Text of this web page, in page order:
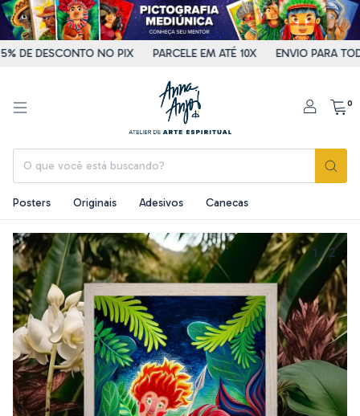
DESCONTO NO PIX PARCELE EM ATÉ 10X ENVIO PARA TODO O
0
Posters Originais Adesivos Canecas
1 /2